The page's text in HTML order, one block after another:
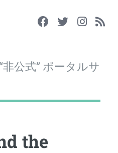
非公式” ポータルサ
the
Toggle